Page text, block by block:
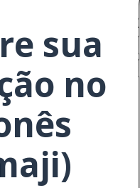
tsuyoi desu
miru
sua
no